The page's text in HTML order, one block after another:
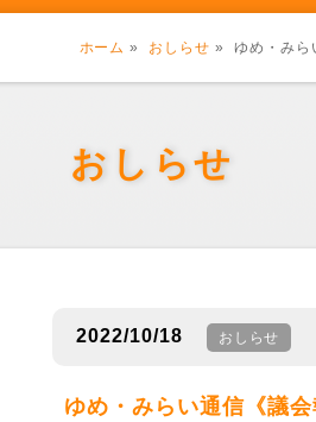
ホーム » おしらせ » ゆめ・みら
おしらせ
2022/10/18 おしらせ
ゆめ・みらい通信《議